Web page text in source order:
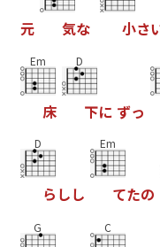
元 気な 小さ
Em
床
D
下に ずっ
D
ら しし
Em
てたの
G C